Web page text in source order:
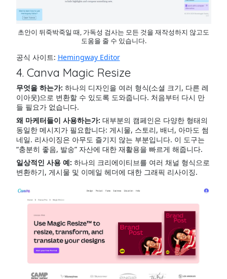
초안이 뒤죽박죽일 때, 가독성 검사는 모든 것을 재작성하지 않고도
도움을 줄 수 있습니다.
공식 사이트: Hemingway Editor
4. Canva Magic Resize
무엇을 하는가: 하나의 디자인을 여러 형식(소셜 크기, 다른 레
이아웃)으로 변환할 수 있도록 도와줍니다. 처음부터 다시 만
들 필요가 없습니다.
왜 마케터들이 사용하는가: 대부분의 캠페인은 다양한 형태의
동일한 메시지가 필요합니다: 게시물, 스토리, 배너, 아마도 썸
네일. 리사이징은 아무도 즐기지 않는 부분입니다. 이 도구는
“충분히 좋음, 발송” 자산에 대한 재활용을 빠르게 해줍니다.
일상적인 사용 예: 하나의 크리에이티브를 여러 채널 형식으로
변환하기, 게시물 및 이메일 헤더에 대한 그래픽 리사이징.